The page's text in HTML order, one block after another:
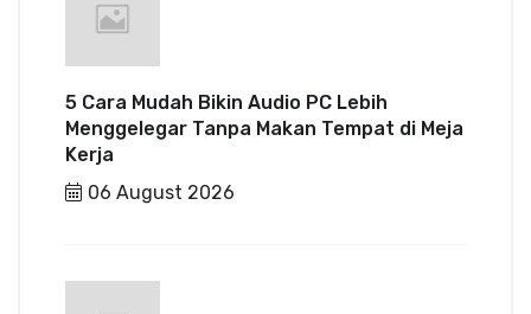
5 Cara Mudah Bikin Audio PC Lebih
Menggelegar Tanpa Makan Tempat di Meja
Kerja
06 August 2026